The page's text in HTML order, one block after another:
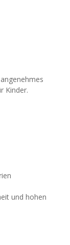
Kinder.
und hohen